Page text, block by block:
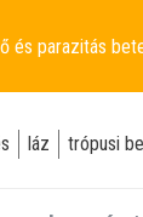
és parazitás
láz trópusi